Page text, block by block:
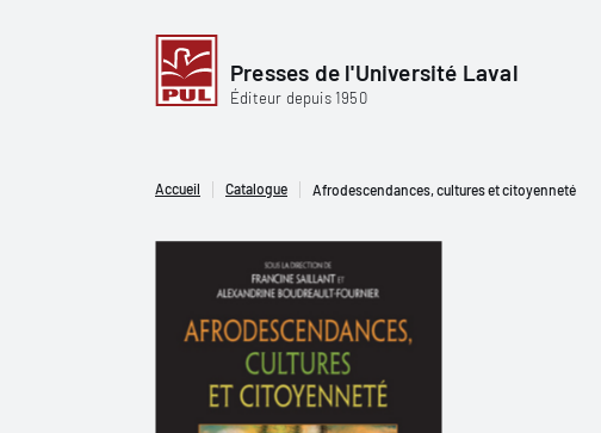
Presses de l'Université Laval
Éditeur depuis 1950
Accueil Catalogue Afrodescendances, cultures et citoyenneté